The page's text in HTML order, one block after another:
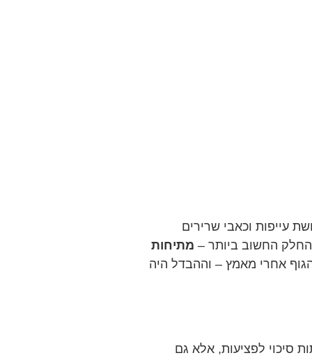
עייפות וכאבי שרירים
החשוב ביותר – מתיחות
אחרי מאמץ – וההבדל היה
סיכוי לפציעות, אלא גם